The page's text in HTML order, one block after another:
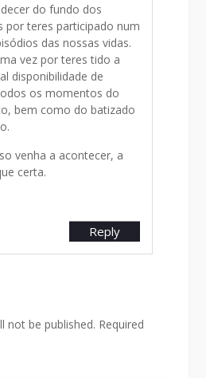
do fundo dos
por teres participado num
das nossas vidas.
vez por teres tido a
disponibilidade de
os momentos do
bem como do batizado
venha a acontecer, a
certa.
Reply
not be published. Required